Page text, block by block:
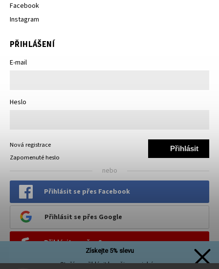
Facebook
Instagram
PŘIHLÁŠENÍ
E-mail
Heslo
Přihlásit
Nová registrace
Zapomenuté heslo
nebo
Přihlásit se přes Facebook
Přihlásit se přes Google
Přihlásit se přes Seznam
Získejte 5% slevu
Stačí se přihlásit k našim novinkám